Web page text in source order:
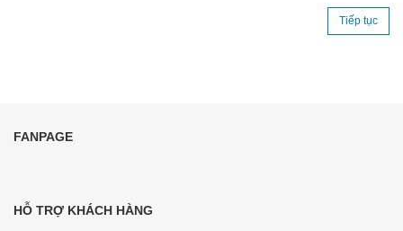
Tiếp tục
FANPAGE
HỖ TRỢ KHÁCH HÀNG